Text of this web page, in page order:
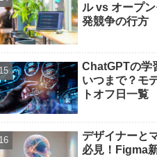
ル vs オープ
発競争の行方
ChatGPTの学
いつまで？モ
トオフ日一覧
デザイナーと
必見！Figma